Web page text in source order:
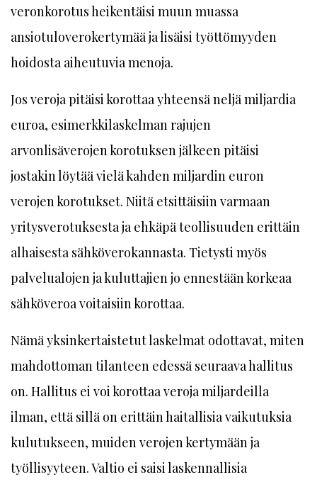
veronkorotus heikentäisi muun muassa
ansiotuloverokertymää ja lisäisi työttömyyden
hoidosta aiheutuvia menoja.
Jos veroja pitäisi korottaa yhteensä neljä miljardia
euroa, esimerkkilaskelman rajujen
arvonlisäverojen korotuksen jälkeen pitäisi
jostakin löytää vielä kahden miljardin euron
verojen korotukset. Niitä etsittäisiin varmaan
yritysverotuksesta ja ehkäpä teollisuuden erittäin
alhaisesta sähköverokannasta. Tietysti myös
palvelualojen ja kuluttajien jo ennestään korkeaa
sähköveroa voitaisiin korottaa.
Nämä yksinkertaistetut laskelmat odottavat, miten
mahdottoman tilanteen edessä seuraava hallitus
on. Hallitus ei voi korottaa veroja miljardeilla
ilman, että sillä on erittäin haitallisia vaikutuksia
kulutukseen, muiden verojen kertymään ja
työllisyyteen. Valtio ei saisi laskennallisia